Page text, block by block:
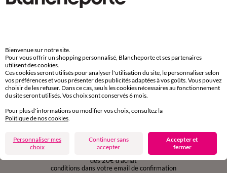
Livraison express
sous 30 jours avec Mondial Relay uniquement
Service clients
par chat et par téléphone
de 8h00 à 20h00 du lundi au samedi
en vous inscrivant à la newsletter
dès 20€ d’achat
conditions dans votre email de confirmation
Bienvenue sur notre site.
Pour vous offrir un shopping personnalisé, Blancheporte et ses partenaires
utilisent des cookies.
Ces cookies seront utilisés pour analyser l'utilisation du site, le personnaliser selon
vos préférences et vous présenter des publicités adaptées à vos goûts. Vous pouvez
choisir de les refuser. Dans ce cas, seuls les cookies nécessaires au fonctionnement
du site seront utilisés. Vos choix sont conservés 6 mois.
Pour plus d'informations ou modifier vos choix, consultez la
Politique de nos cookies
Personnaliser mes
choix
Continuer sans
accepter
Accepter et
fermer